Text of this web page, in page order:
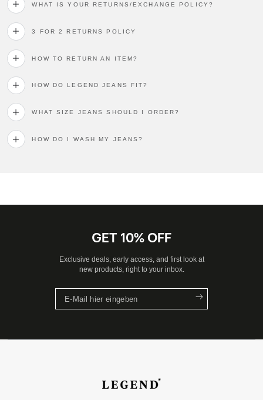
WHAT IS YOUR RETURNS/EXCHANGE POLICY?
3 FOR 2 RETURNS POLICY
HOW TO RETURN AN ITEM?
HOW DO LEGEND JEANS FIT?
WHAT SIZE JEANS SHOULD I ORDER?
HOW DO I WASH MY JEANS?
GET 10% OFF
Exclusive deals, early access, and first look at
new products, right to your inbox.
Mail